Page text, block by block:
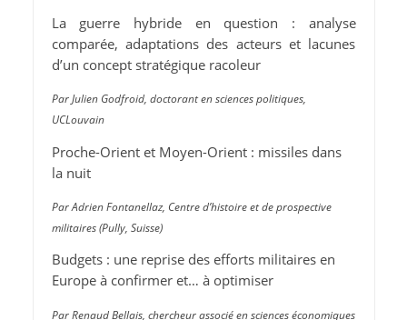
La guerre hybride en question : analyse
comparée, adaptations des acteurs et lacunes
d’un concept stratégique racoleur
Par Julien Godfroid, doctorant en sciences politiques,
UCLouvain
Proche-Orient et Moyen-Orient : missiles dans
la nuit
Par Adrien Fontanellaz, Centre d’histoire et de prospective
militaires (Pully, Suisse)
Budgets : une reprise des efforts militaires en
Europe à confirmer et… à optimiser
Par Renaud Bellais, chercheur associé en sciences économiques